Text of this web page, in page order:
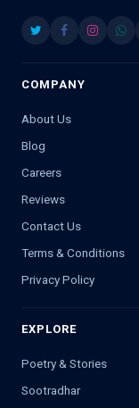
COMPANY
About Us
Blog
Careers
Reviews
Contact Us
Terms & Conditions
Privacy Policy
EXPLORE
Poetry & Stories
Sootradhar